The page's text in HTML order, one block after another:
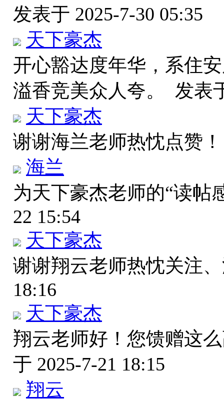
发表于 2025-7-30 05:35
天下豪杰
开心豁达度年华，系住
溢香竞美众人夸。 发表
天下豪杰
谢谢海兰老师热忱点赞
海兰
为天下豪杰老师的“读
22 15:54
天下豪杰
谢谢翔云老师热忱关注
18:16
天下豪杰
翔云老师好！您馈赠这
于 2025-7-21 18:15
翔云